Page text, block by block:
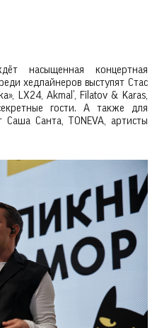
насыщенная концертная
хедлайнеров выступят Стас
LX24, Akmal’, Filatov & Karas,
гости. А также для
Саша Санта, TONEVA, артисты